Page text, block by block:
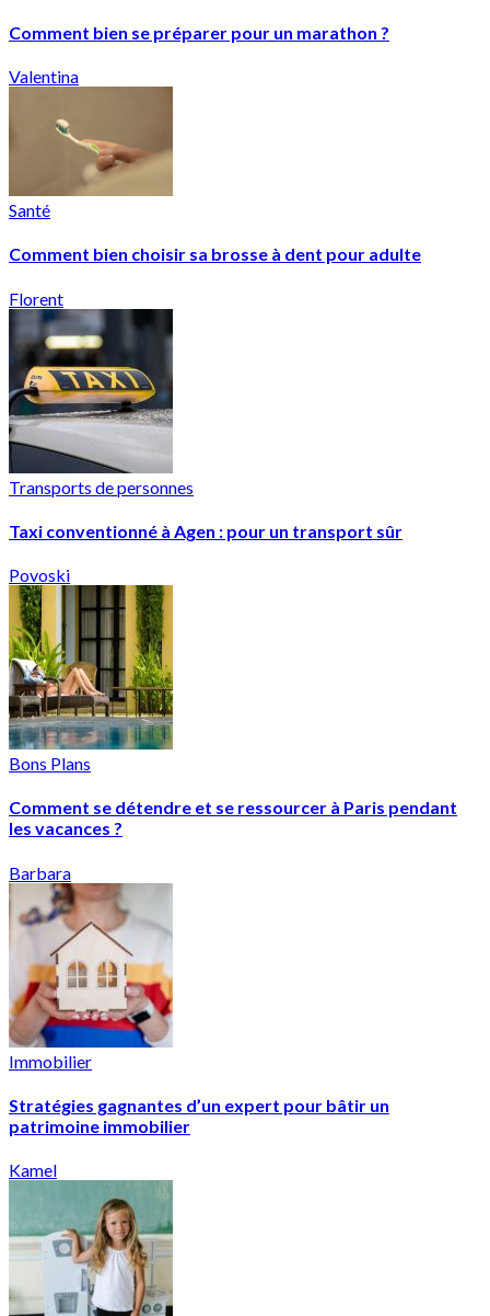
Comment bien se préparer pour un marathon ?
Valentina
Santé
Comment bien choisir sa brosse à dent pour adulte
Florent
Transports de personnes
Taxi conventionné à Agen : pour un transport sûr
Povoski
Bons Plans
Comment se détendre et se ressourcer à Paris pendant
les vacances ?
Barbara
Immobilier
Stratégies gagnantes d’un expert pour bâtir un
patrimoine immobilier
Kamel